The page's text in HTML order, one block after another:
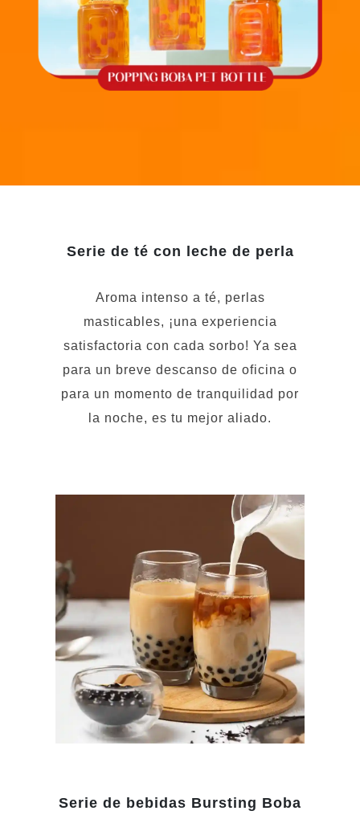
masticables, ¡una experiencia
satisfactoria con cada sorbo! Ya sea
para un breve descanso de oficina o
para un momento de tranquilidad por
la noche, es tu mejor aliado.